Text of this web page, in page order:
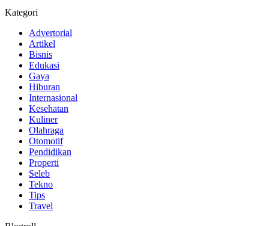
Kategori
Advertorial
Artikel
Bisnis
Edukasi
Gaya
Hiburan
Internasional
Kesehatan
Kuliner
Olahraga
Otomotif
Pendidikan
Properti
Seleb
Tekno
Tips
Travel